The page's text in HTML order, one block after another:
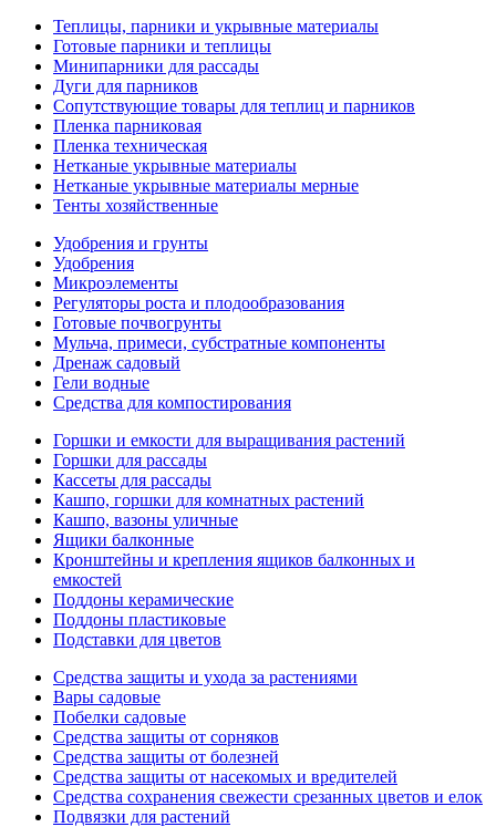
Теплицы, парники и укрывные материалы
Готовые парники и теплицы
Минипарники для рассады
Дуги для парников
Сопутствующие товары для теплиц и парников
Пленка парниковая
Пленка техническая
Нетканые укрывные материалы
Нетканые укрывные материалы мерные
Тенты хозяйственные
Удобрения и грунты
Удобрения
Микроэлементы
Регуляторы роста и плодообразования
Готовые почвогрунты
Мульча, примеси, субстратные компоненты
Дренаж садовый
Гели водные
Средства для компостирования
Горшки и емкости для выращивания растений
Горшки для рассады
Кассеты для рассады
Кашпо, горшки для комнатных растений
Кашпо, вазоны уличные
Ящики балконные
Кронштейны и крепления ящиков балконных и
емкостей
Поддоны керамические
Поддоны пластиковые
Подставки для цветов
Средства защиты и ухода за растениями
Вары садовые
Побелки садовые
Средства защиты от сорняков
Средства защиты от болезней
Средства защиты от насекомых и вредителей
Средства сохранения свежести срезанных цветов и елок
Подвязки для растений